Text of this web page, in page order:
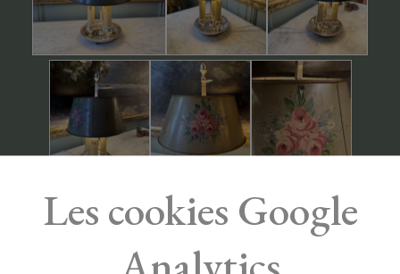
Les cookies Google